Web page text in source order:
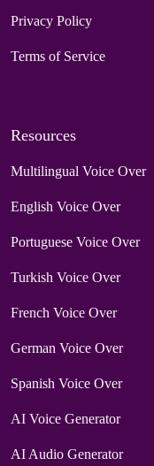
Privacy Policy
Terms of Service
Resources
Multilingual Voice Over
English Voice Over
Portuguese Voice Over
Turkish Voice Over
French Voice Over
German Voice Over
Spanish Voice Over
AI Voice Generator
AI Audio Generator